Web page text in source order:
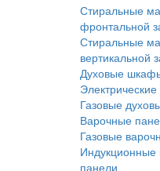
Стиральные
фронтальной
Стиральные
вертикальной
Духовые
Газовые
Варочные
Газовые
Индукционные
панели